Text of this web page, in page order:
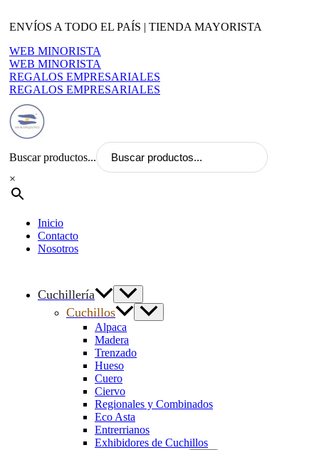
al
ENVÍOS A TODO EL PAÍS | TIENDA MAYORISTA
WEB MINORISTA
WEB MINORISTA
REGALOS EMPRESARIALES
REGALOS EMPRESARIALES
Buscar productos...
×
Inicio
Contacto
Nosotros
Cuchillería
Cuchillos
Alpaca
Madera
Trenzado
Hueso
Cuero
Ciervo
Regionales y Combinados
Eco Asta
Entrerrianos
Exhibidores de Cuchillos